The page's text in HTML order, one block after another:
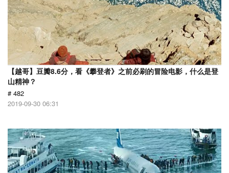
【越哥】豆瓣8.6分，看《攀登者》之前必刷的冒险电影，什么是登
山精神？
# 482
2019-09-30 06:31